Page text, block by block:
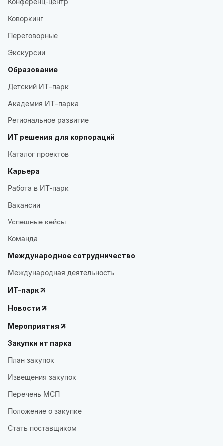
Конференц-центр
Коворкинг
Переговорные
Экскурсии
Образование
Детский ИТ–парк
Академия ИТ–парка
Региональное развитие
ИТ решения для корпораций
Каталог проектов
Карьера
Работа в ИТ-парк
Вакансии
Успешные кейсы
Команда
Международное сотрудничество
Международная деятельность
ИТ-парк
Новости
Мероприятия
Закупки ит парка
План закупок
Извещения закупок
Перечень МСП
Положение о закупке
Стать поставщиком